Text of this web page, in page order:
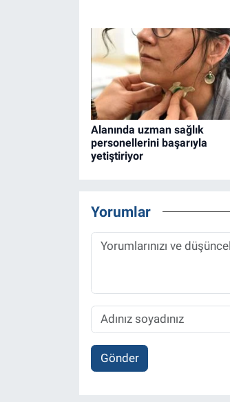
Alanında uzman sağlık
personellerini başarıyla
yetiştiriyor
Yorumlar
Gönder